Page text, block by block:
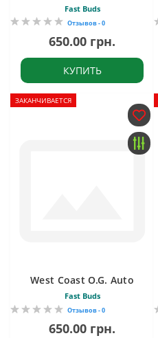
Fast Buds
Отзывов - 0
650.00 грн.
КУПИТЬ
ЗАКАНЧИВАЕТСЯ
West Coast O.G. Auto
Fast Buds
Отзывов - 0
650.00 грн.